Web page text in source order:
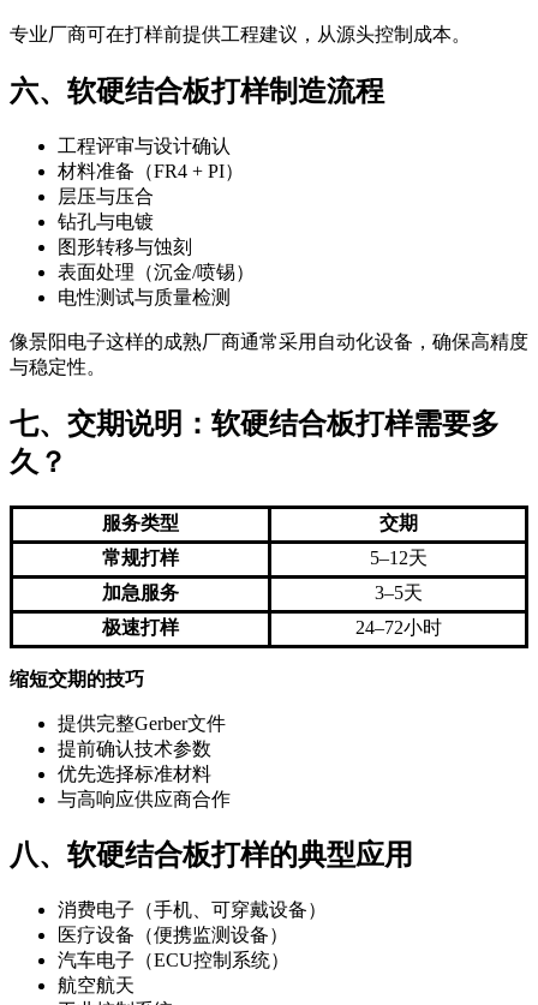
专业厂商可在打样前提供工程建议，从源头控制成本。
六、软硬结合板打样制造流程
工程评审与设计确认
材料准备（FR4 + PI）
层压与压合
钻孔与电镀
图形转移与蚀刻
表面处理（沉金/喷锡）
电性测试与质量检测
像景阳电子这样的成熟厂商通常采用自动化设备，确保高精度
与稳定性。
七、交期说明：软硬结合板打样需要多
久？
服务类型
交期
常规打样
5–12天
加急服务
3–5天
极速打样
24–72小时
缩短交期的技巧
提供完整Gerber文件
提前确认技术参数
优先选择标准材料
与高响应供应商合作
八、软硬结合板打样的典型应用
消费电子（手机、可穿戴设备）
医疗设备（便携监测设备）
汽车电子（ECU控制系统）
航空航天